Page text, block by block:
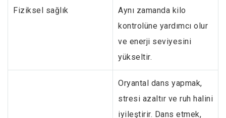
Fiziksel sağlık
Aynı zamanda kilo
kontrolüne yardımcı olur
ve enerji seviyesini
yükseltir.
Oryantal dans yapmak,
stresi azaltır ve ruh halini
iyileştirir. Dans etmek,